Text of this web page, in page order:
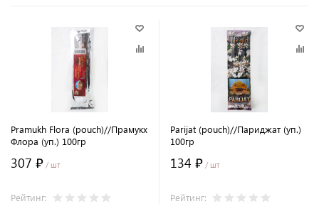
Pramukh Flora (pouch)//Прамукх
Флора (уп.) 100гр
307 ₽ / шт
Рейтинг:
Parijat (pouch)//Париджат (уп.)
100гр
134 ₽ / шт
Рейтинг: